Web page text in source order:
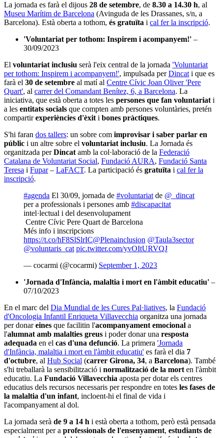
La jornada es farà el dijous 28 de setembre, de 8.30 a 14.30 h, al
Museu Marítim de Barcelona (Avinguda de les Drassanes, s/n, a
Barcelona). Està oberta a tothom, és gratuïta i cal fer la inscripció.
'Voluntariat per tothom: Inspirem i acompanyem!' –
30/09/2023
El voluntariat inclusiu serà l'eix central de la jornada 'Voluntariat
per tothom: Inspirem i acompanyem!', impulsada perDincati que es
farà el 30 de setembre al matí al Centre Cívic Joan Oliver 'Pere
Quart', al carrer del Comandant Benítez, 6, a Barcelona. La
iniciativa, que està oberta a totes les persones que fan voluntariati
a les entitats socials que compten amb persones voluntàries, pretén
compartirexperiències d'èxiti bones pràctiques.
S'hi faran dos tallers: un sobre com improvisar i saber parlar en
públic i un altre sobre el voluntariat inclusiu. La Jornada és
organitzada perDincatamb la col·laboració de la Federació
Catalana de Voluntariat Social, Fundació AURA, Fundació Santa
Teresa i Fupar– LaFACT. La participació és gratuïta i cal fer la
inscripció.
#agenda El 30/09, jornada de #voluntariatde @_dincat
per a professionals i persones amb #discapacitat
intel·lectual i del desenvolupament
Centre Cívic Pere Quart de Barcelona
Més info i inscripcions
https://t.co/hF8SlSlrIC@Plenainclusion @Taula3sector
@voluntaris_cat pic.twitter.com/yvOItURVQJ
— cocarmi (@cocarmi) September 1, 2023
'Jornada d'Infància, malaltia i mort en l'àmbit educatiu' –
07/10/2023
En el marc del Dia Mundial de les Cures Pal·liatives, la Fundació
d'Oncologia Infantil Enriqueta Villavecchia organitza una jornada
per donareines que facilitin l'acompanyament emocional a
l'alumnat amb malalties greus i poder donar una resposta
adequada en el cas d'una defunció. La primera 'Jornada
d'Infància, malaltia i mort en l'àmbit educatiu' es farà el dia 7
d'octubre, al Hub Social (carrer Girona, 34, a Barcelona). També
s'hi treballarà la sensibilització i normalització de la morten l'àmbit
educatiu. La Fundació Villavecchia aposta per dotar els centres
educatius dels recursos necessaris per respondre en totes les fases de
la malaltia d'un infant, incloent-hi el final de vida i
l'acompanyament al dol.
La jornada serà de 9 a 14 h i està oberta a tothom, però està pensada
especialment per a professionals de l'ensenyament, estudiants de